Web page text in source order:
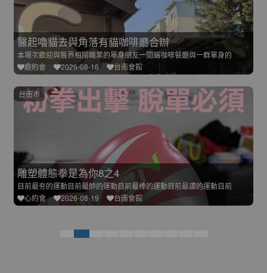
醫起嚕貓去與角落有貓咖啡廳合辦
本場次歡迎與醫界相關職業的單身朋友一間貓咖啡餐廳與一群單身的
趣約會
2026-08-16 台南會館
雕塑體態拳是為你8之4
目前最夯的運動目前最帥的運動目前最棒的運動目前最讚的運動目前
心約會
2026-08-19 台南會館
台南市